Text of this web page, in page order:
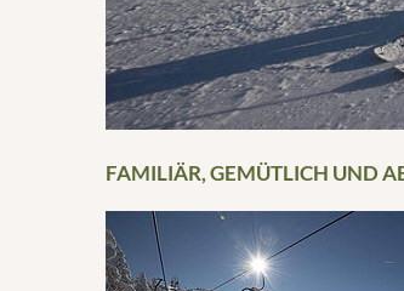
FAMILIÄR, GEMÜTLICH UND